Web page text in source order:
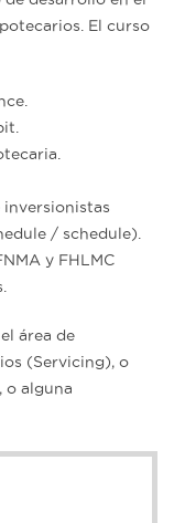
El curso
inversionistas
/ schedule).
y FHLMC
área de
(Servicing), o
o alguna